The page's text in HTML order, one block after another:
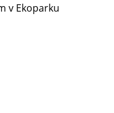
v Ekoparku